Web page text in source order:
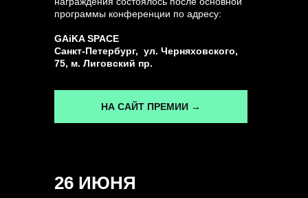
программы конференции по адресу:
GAiKA SPACE
Санкт-Петербург, ул. Черняховского,
75, м. Лиговский пр.
26 ИЮНЯ
НА САЙТ ПРЕМИИ →
ГЕНЕРАЛЬНЫЙ ИНФОПАРТНЕР
CONVERSATIONS